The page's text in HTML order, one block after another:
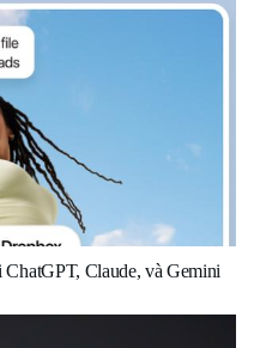
Claude, và Gemini